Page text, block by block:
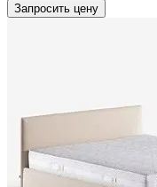
Запросить цену